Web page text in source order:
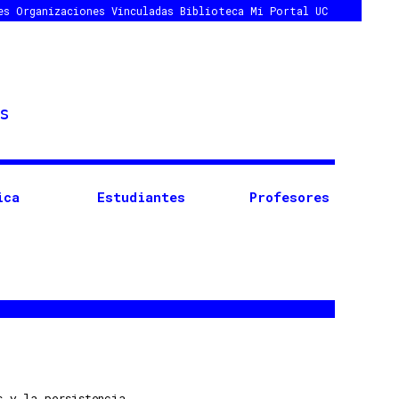
Organizaciones Vinculadas Biblioteca Mi Portal UC
Estudiantes Profesores